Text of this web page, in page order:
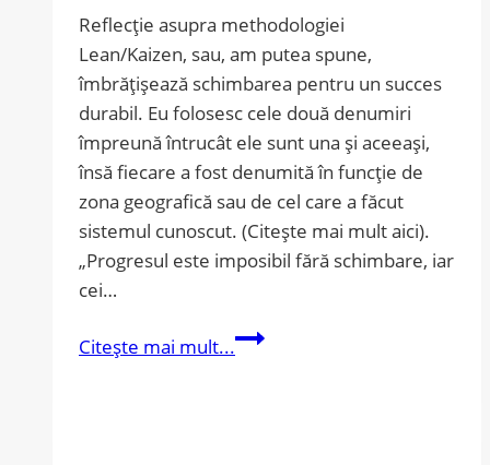
Reflecție asupra methodologiei
Lean/Kaizen, sau, am putea spune,
îmbrățișează schimbarea pentru un succes
durabil. Eu folosesc cele două denumiri
împreună întrucât ele sunt una și aceeași,
însă fiecare a fost denumită în funcție de
zona geografică sau de cel care a făcut
sistemul cunoscut. (Citește mai mult aici).
„Progresul este imposibil fără schimbare, iar
cei…
Citește mai mult...Reflecție